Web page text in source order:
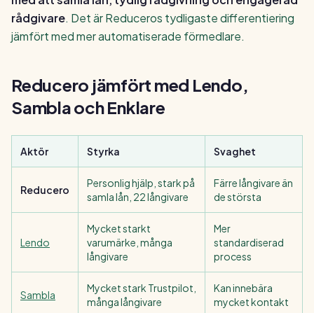
rådgivare. Det är Reduceros tydligaste differentiering
jämfört med mer automatiserade förmedlare.
Reducero jämfört med Lendo,
Sambla och Enklare
Aktör Styrka Svaghet
Reducero
Personlig hjälp, stark på
samla lån, 22 långivare
Färre långivare än
de största
Lendo
Mycket starkt
varumärke, många
långivare
Mer
standardiserad
process
Sambla
Mycket stark Trustpilot,
många långivare
Kan innebära
mycket kontakt